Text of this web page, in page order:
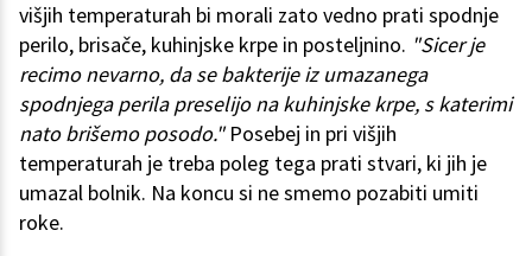
višjih temperaturah bi morali zato vedno prati spodnje
perilo, brisače, kuhinjske krpe in posteljnino. "Sicer je
recimo nevarno, da se bakterije iz umazanega
spodnjega perila preselijo na kuhinjske krpe, s katerimi
nato brišemo posodo."Posebej in pri višjih
temperaturah je treba poleg tega prati stvari, ki jih je
umazal bolnik. Na koncu si ne smemo pozabiti umiti
roke.